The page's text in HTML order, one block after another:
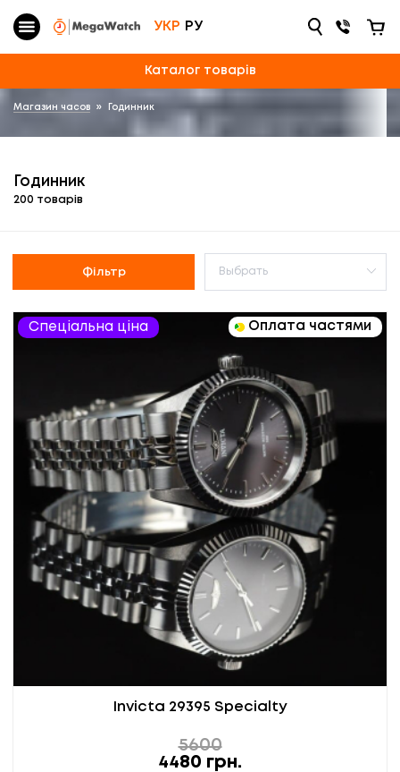
УКР РУ
Каталог товарів
Магазин часов » Годинник
Годинник
200 товарів
Фільтр
Спеціальна ціна Оплата частями
Invicta 29395 Specialty
5600
4480 грн.